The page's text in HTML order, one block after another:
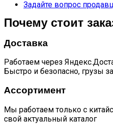
CS35
quantity
Задайте вопрос
Почему стоит
Доставка
Работаем через
Быстро и безопасно, грузы
Ассортимент
Мы работаем только с
свой актуальный каталог